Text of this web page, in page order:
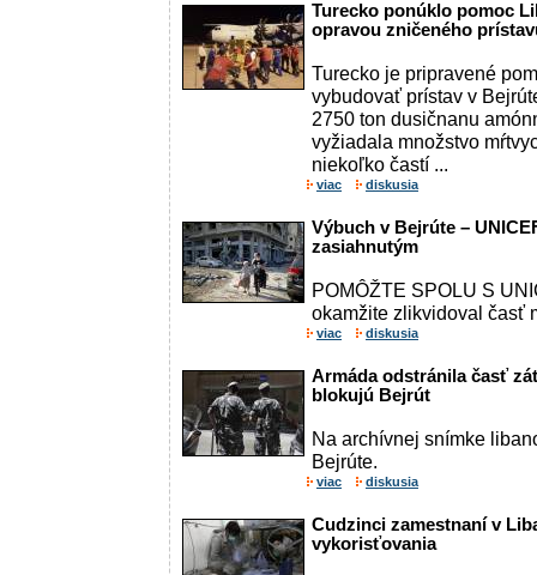
Turecko ponúklo pomoc
opravou zničeného
Turecko je pripravené
vybudovať prístav v
2750 ton dusičnanu
vyžiadala množstvo
niekoľko častí ...
viac diskusia
Výbuch v Bejrúte –
zasiahnutým
POMÔŽTE SPOLU S
okamžite zlikvidoval časť
viac diskusia
Armáda odstránila časť
blokujú Bejrút
Na archívnej snímke
Bejrúte.
viac diskusia
Cudzinci zamestnaní v
vykorisťovania